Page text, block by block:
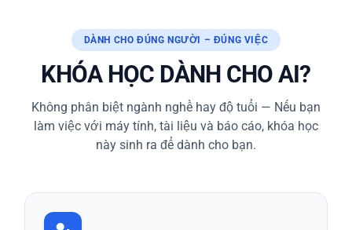
DÀNH CHO ĐÚNG NGƯỜI – ĐÚNG VIỆC
KHÓA HỌC DÀNH CHO AI?
Không phân biệt ngành nghề hay độ tuổi — Nếu bạn
làm việc với máy tính, tài liệu và báo cáo, khóa học
này sinh ra để dành cho bạn.